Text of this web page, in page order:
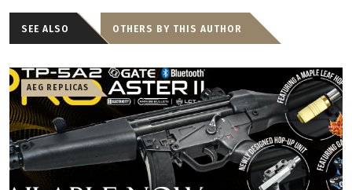
SEE ALSO OTHERS BY THIS AUTHOR
AEG REPLICAS